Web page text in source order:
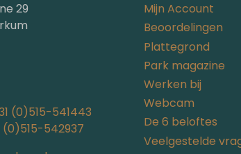
29
(0)515-541443
542937
Mijn Account
Beoordelingen
Plattegrond
Park magazine
Werken bij
Webcam
De 6 beloftes
Veelgestelde